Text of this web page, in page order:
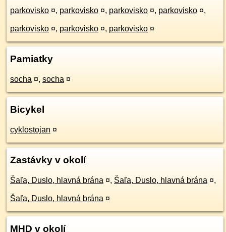
parkovisko ¤, parkovisko ¤, parkovisko ¤, parkovisko ¤,
parkovisko ¤, parkovisko ¤, parkovisko ¤
Pamiatky
socha ¤, socha ¤
Bicykel
cyklostojan ¤
Zastávky v okolí
Šaľa, Duslo, hlavná brána ¤, Šaľa, Duslo, hlavná brána ¤,
Šaľa, Duslo, hlavná brána ¤
MHD v okolí